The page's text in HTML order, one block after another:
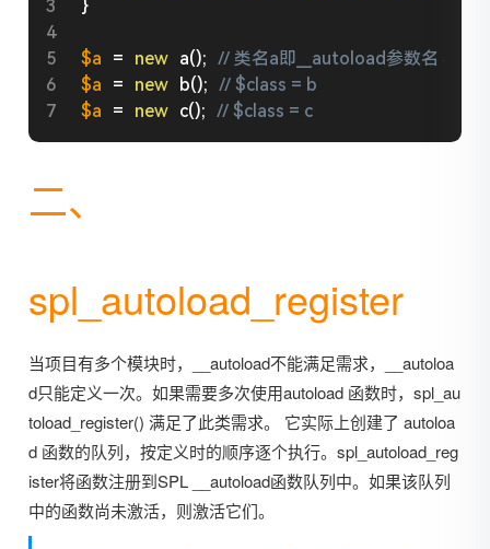
}
$a = new a(); // 类名a即__autoload参数名
$a
= new b(); // $class = b
$a
= new c(); // $class = c
二、
spl_autoload_register
当项目有多个模块时，__autoload不能满足需求，__autoloa
d只能定义一次。如果需要多次使用autoload 函数时，spl_au
toload_register() 满足了此类需求。 它实际上创建了 autoloa
d 函数的队列，按定义时的顺序逐个执行。spl_autoload_reg
ister将函数注册到SPL __autoload函数队列中。如果该队列
中的函数尚未激活，则激活它们。